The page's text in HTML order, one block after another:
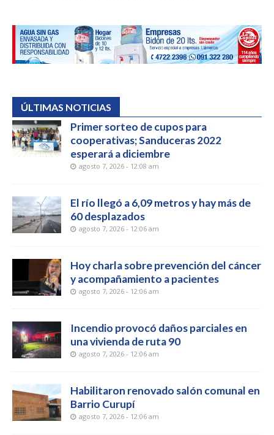
ÚLTIMAS NOTICIAS
Primer sorteo de cupos para
cooperativas; Sanduceras 2022
esperará a diciembre
agosto 7, 2026 - 12:08 am
El río llegó a 6,09 metros y hay más de
60 desplazados
agosto 7, 2026 - 12:06 am
Hoy charla sobre prevención del cáncer
y acompañamiento a pacientes
agosto 7, 2026 - 12:06 am
Incendio provocó daños parciales en
una vivienda de ruta 90
agosto 7, 2026 - 12:06 am
Habilitaron renovado salón comunal en
Barrio Curupí
agosto 7, 2026 - 12:06 am